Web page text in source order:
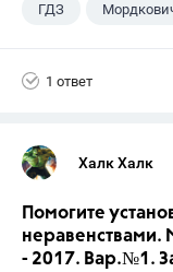
ГДЗ
1 ответ
Халк Халк
Помогите
неравенствами.
- 2017. Вар.№1.